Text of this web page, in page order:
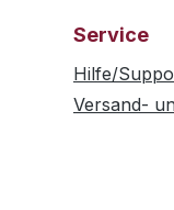
Service
Hilfe/
Versand-